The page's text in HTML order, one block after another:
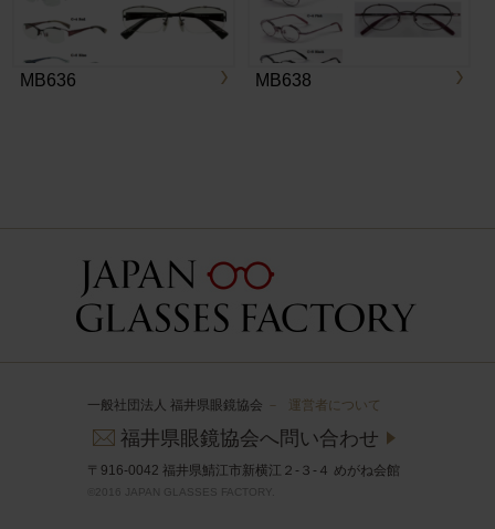
MB636 MB638
一般社団法人 福井県眼鏡協会 － 運営者について
福井県眼鏡協会へ問い合わせ
〒916-0042 福井県鯖江市新横江２-３-４ めがね会館
©2016 JAPAN GLASSES FACTORY.